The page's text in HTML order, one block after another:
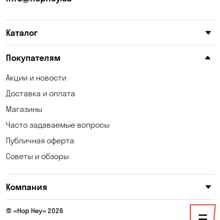
Клинцы
Корсунцы
Коцюбинское
Кривой Рог
Кропивницкий
Каталог
Покупателям
Акции и новости
Доставка и оплата
Магазины
Часто задаваемые вопросы
Публичная оферта
Советы и обзоры
Компания
© «Hop Hey» 2026